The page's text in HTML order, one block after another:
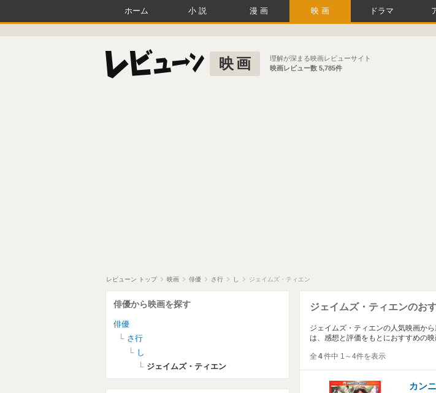
ホーム 小説 漫画 映画 ドラマ
映画
理解が深まる映画レビューサイト
映画レビュー数 5,785件
レビューン トップ 映画 俳優 さ行 し ジェイムズ・ティエン
ジェイムズ・ティエンのお
ジェイムズ・ティエンの人気映画か
は、感想と評価をもとにおすすめの映
全 4件中 1～4件を表示
カン
俳優から映画を探す
俳優
さ行
し
ジェイムズ・ティエン